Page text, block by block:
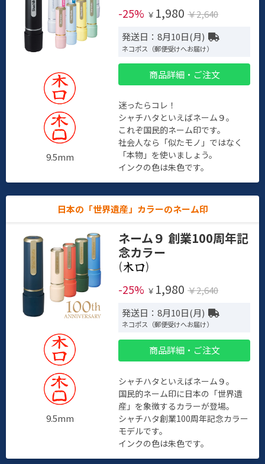
9.5mm
-25% ￥ 1,980 ￥2,640
発送日：8月10日(月)
ネコポス（郵便受けへお届け）
商品詳細・ご注文
迷ったらコレ！
シャチハタといえばネーム９。
これぞ国民的ネーム印です。
社会人なら「似たモノ」ではなく
「本物」を使いましょう。
インクの色は朱色です。
日本の「世界遺産」カラーのネーム印
9.5mm
ネーム９ 創業100周年記
念カラー
(
)
-25% ￥ 1,980 ￥2,640
発送日：8月10日(月)
ネコポス（郵便受けへお届け）
商品詳細・ご注文
シャチハタといえばネーム９。
国民的ネーム印に日本の「世界遺
産」を象徴するカラーが登場。
シャチハタ創業100周年記念カラー
モデルです。
インクの色は朱色です。